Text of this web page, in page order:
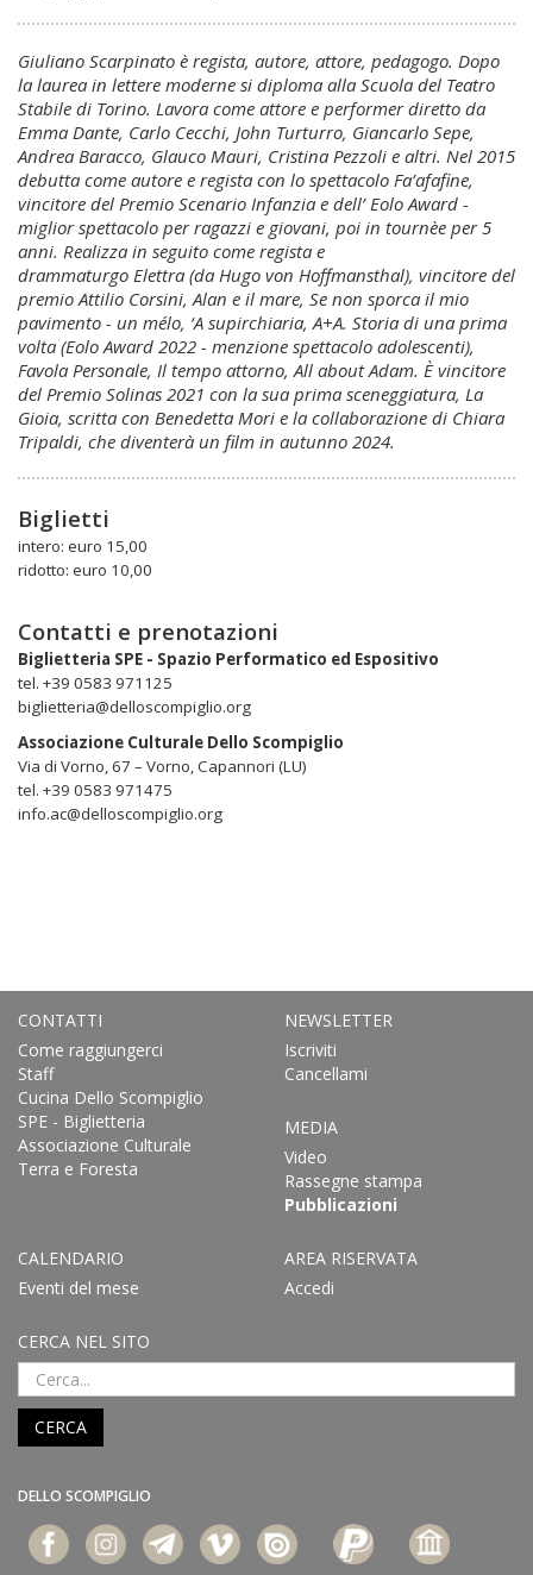
Giuliano Scarpinato è regista, autore, attore, pedagogo. Dopo
la laurea in lettere moderne si diploma alla Scuola del Teatro
Stabile di Torino. Lavora come attore e performer diretto da
Emma Dante, Carlo Cecchi, John Turturro, Giancarlo Sepe,
Andrea Baracco, Glauco Mauri, Cristina Pezzoli e altri. Nel 2015
debutta come autore e regista con lo spettacolo Fa’afafine,
vincitore del Premio Scenario Infanzia e dell’ Eolo Award -
miglior spettacolo per ragazzi e giovani, poi in tournèe per 5
anni. Realizza in seguito come regista e
drammaturgo Elettra (da Hugo von Hoffmansthal), vincitore del
premio Attilio Corsini, Alan e il mare, Se non sporca il mio
pavimento - un mélo, ‘A supirchiaria, A+A. Storia di una prima
volta (Eolo Award 2022 - menzione spettacolo adolescenti),
Favola Personale, Il tempo attorno, All about Adam. È vincitore
del Premio Solinas 2021 con la sua prima sceneggiatura, La
Gioia, scritta con Benedetta Mori e la collaborazione di Chiara
Tripaldi, che diventerà un film in autunno 2024.
Biglietti
intero: euro 15,00
ridotto: euro 10,00
Contatti e prenotazioni
Biglietteria SPE - Spazio Performatico ed Espositivo
tel. +39 0583 971125
biglietteria@delloscompiglio.org
Associazione Culturale Dello Scompiglio
Via di Vorno, 67 – Vorno, Capannori (LU)
tel. +39 0583 971475
info.ac@delloscompiglio.org
CONTATTI
Come raggiungerci
Staff
Cucina Dello Scompiglio
SPE - Biglietteria
Associazione Culturale
Terra e Foresta
NEWSLETTER
Iscriviti
Cancellami
MEDIA
Video
Rassegne stampa
Pubblicazioni
CALENDARIO
Eventi del mese
AREA RISERVATA
Accedi
CERCA NEL SITO
CERCA
DELLO SCOMPIGLIO